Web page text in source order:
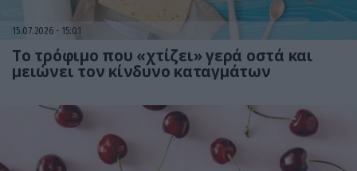
15.07.2026 15:01
Το τρόφιμο που «χτίζει» γερά οστά και
μειώνει τον κίνδυνο καταγμάτων